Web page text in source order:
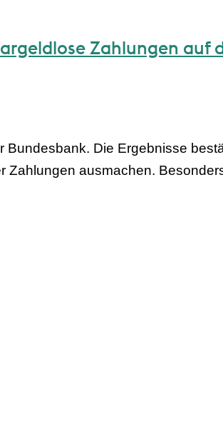
Zahlungen auf
Die Ergebnisse
Zahlungen ausmachen.